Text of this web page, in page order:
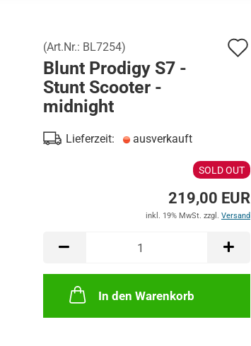
Konto erstellen
Passwort vergessen?
(Art.Nr.: BL7254)
Blunt Prodigy S7 -
Stunt Scooter -
midnight
Lieferzeit: ausverkauft
SOLD OUT
219,00 EUR
inkl. 19% MwSt. zzgl. Versand
In den Warenkorb